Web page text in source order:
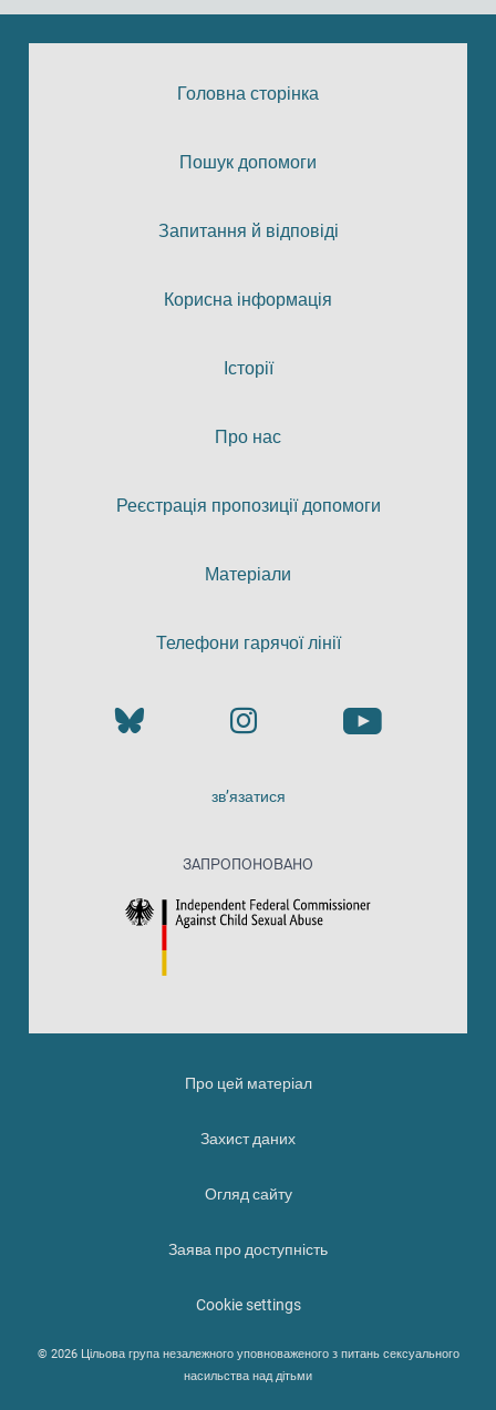
Головна сторінка
Пошук допомоги
Запитання й відповіді
Корисна інформація
Історії
Про нас
Реєстрація пропозиції допомоги
Матеріали
Телефони гарячої лінії
зв’язатися
ЗАПРОПОНОВАНО
Про цей матеріал
Захист даних
Огляд сайту
Заява про доступність
Cookie settings
© 2026 Цільова група незалежного уповноваженого з питань сексуального
насильства над дітьми